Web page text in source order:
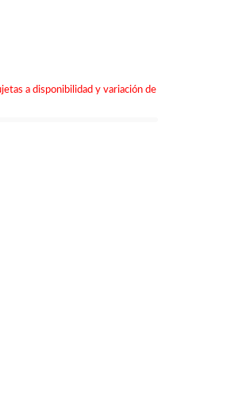
a disponibilidad y variación de